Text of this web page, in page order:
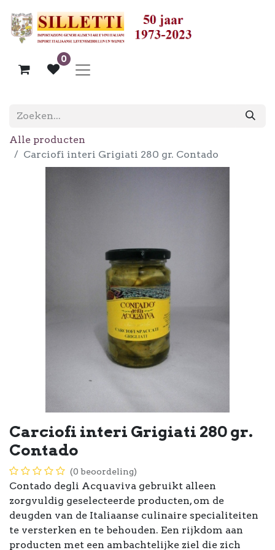
0
Alle producten
Carciofi interi Grigiati 280 gr. Contado
Carciofi interi Grigiati 280 gr.
Contado
(0 beoordeling)
Contado degli Acquaviva gebruikt alleen
zorgvuldig geselecteerde producten, om de
deugden van de Italiaanse culinaire specialiteiten
te versterken en te behouden. Een rijkdom aan
producten met een ambachtelijke ziel die zich